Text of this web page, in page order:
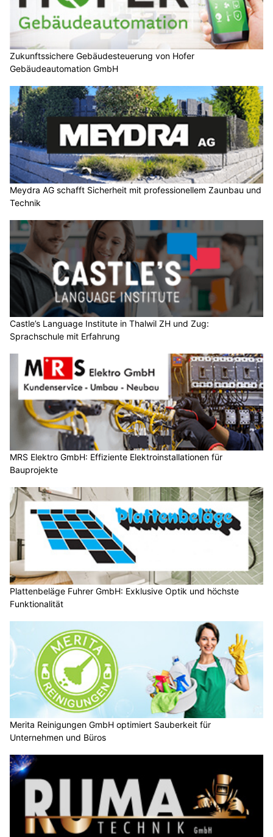
Zukunftssichere Gebäudesteuerung von Hofer
Gebäudeautomation GmbH
Meydra AG schafft Sicherheit mit professionellem Zaunbau und
Technik
Castle’s Language Institute in Thalwil ZH und Zug:
Sprachschule mit Erfahrung
MRS Elektro GmbH: Effiziente Elektroinstallationen für
Bauprojekte
Plattenbeläge Fuhrer GmbH: Exklusive Optik und höchste
Funktionalität
Merita Reinigungen GmbH optimiert Sauberkeit für
Unternehmen und Büros